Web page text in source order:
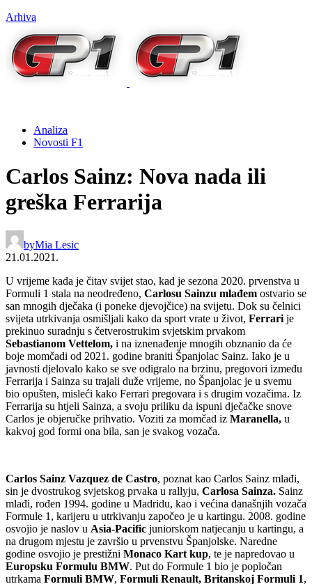
Arhiva
Analiza
Novosti F1
Carlos Sainz: Nova nada ili
greška Ferrarija
byMia Lesic
21.01.2021.
U vrijeme kada je čitav svijet stao, kad je sezona 2020. prvenstva u
Formuli 1 stala na neodređeno, Carlosu Sainzu mlađem ostvario se
san mnogih dječaka (i poneke djevojčice) na svijetu. Dok su čelnici
svijeta utrkivanja osmišljali kako da sport vrate u život, Ferrari je
prekinuo suradnju s četverostrukim svjetskim prvakom
Sebastianom Vettelom, i na iznenađenje mnogih obznanio da će
boje momčadi od 2021. godine braniti Španjolac Sainz. Iako je u
javnosti djelovalo kako se sve odigralo na brzinu, pregovori između
Ferrarija i Sainza su trajali duže vrijeme, no Španjolac je u svemu
bio opušten, misleći kako Ferrari pregovara i s drugim vozačima. Iz
Ferrarija su htjeli Sainza, a svoju priliku da ispuni dječačke snove
Carlos je objeručke prihvatio. Voziti za momčad iz Maranella, u
kakvoj god formi ona bila, san je svakog vozača.
Carlos Sainz Vazquez de Castro, poznat kao Carlos Sainz mlađi,
sin je dvostrukog svjetskog prvaka u rallyju, Carlosa Sainza. Sainz
mlađi, rođen 1994. godine u Madridu, kao i većina današnjih vozača
Formule 1, karijeru u utrkivanju započeo je u kartingu. 2008. godine
osvojio je naslov u Asia-Pacific juniorskom natjecanju u kartingu, a
na drugom mjestu je završio u prvenstvu Španjolske. Naredne
godine osvojio je prestižni Monaco Kart kup, te je napredovao u
Europsku Formulu BMW. Put do Formule 1 bio je popločan
utrkama Formuli BMW, Formuli Renault, Britanskoj Formuli 1,